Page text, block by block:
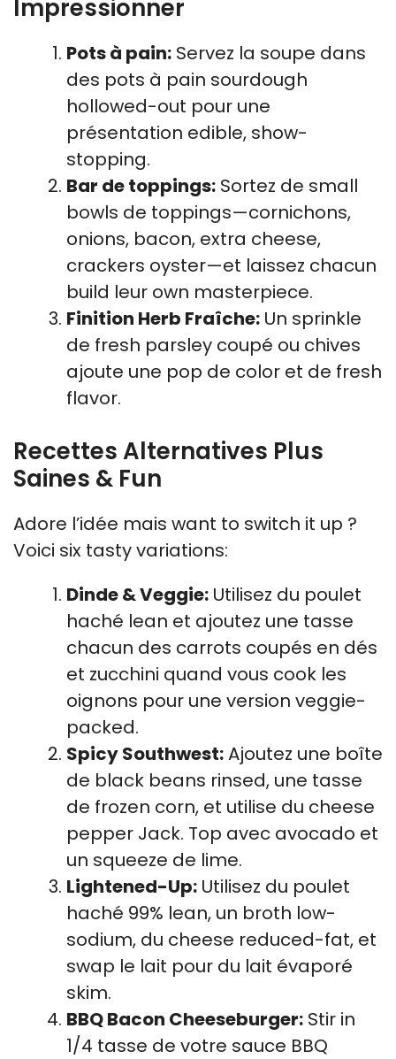
Impressionner
Pots à pain: Servez la soupe dans
des pots à pain sourdough
hollowed-out pour une
présentation edible, show-
stopping.
Bar de toppings: Sortez de small
bowls de toppings—cornichons,
onions, bacon, extra cheese,
crackers oyster—et laissez chacun
build leur own masterpiece.
Finition Herb Fraîche: Un sprinkle
de fresh parsley coupé ou chives
ajoute une pop de color et de fresh
flavor.
Recettes Alternatives Plus
Saines & Fun
Adore l’idée mais want to switch it up ?
Voici six tasty variations:
Dinde & Veggie: Utilisez du poulet
haché lean et ajoutez une tasse
chacun des carrots coupés en dés
et zucchini quand vous cook les
oignons pour une version veggie-
packed.
Spicy Southwest:Ajoutez une boîte
de black beans rinsed, une tasse
de frozen corn, et utilise du cheese
pepper Jack. Top avec avocado et
un squeeze de lime.
Lightened-Up: Utilisez du poulet
haché 99% lean, un broth low-
sodium, du cheese reduced-fat, et
swap le lait pour du lait évaporé
skim.
BBQ Bacon Cheeseburger: Stir in
1/4 tasse de votre sauce BBQ